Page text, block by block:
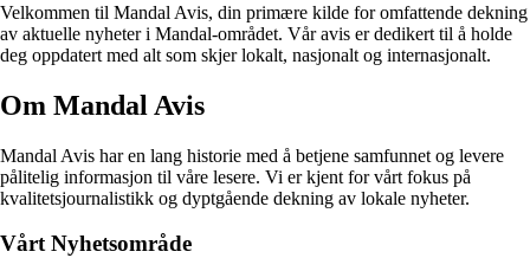
Velkommen til Mandal Avis, din primære kilde for omfattende dekning
av aktuelle nyheter i Mandal-området. Vår avis er dedikert til å holde
deg oppdatert med alt som skjer lokalt, nasjonalt og internasjonalt.
Om Mandal Avis
Mandal Avis har en lang historie med å betjene samfunnet og levere
pålitelig informasjon til våre lesere. Vi er kjent for vårt fokus på
kvalitetsjournalistikk og dyptgående dekning av lokale nyheter.
Vårt Nyhetsområde